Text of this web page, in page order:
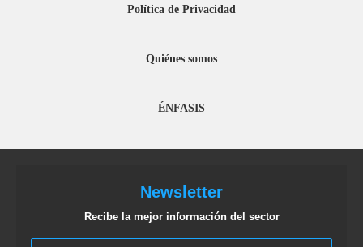
Política de Privacidad
Quiénes somos
ÉNFASIS
Newsletter
Recibe la mejor información del sector